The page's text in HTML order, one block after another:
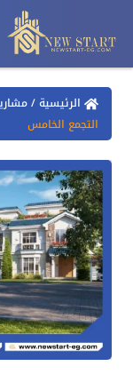
الرئيسية/
التجمع الخامس